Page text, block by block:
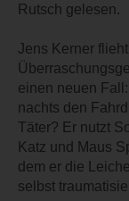
Rutsch gelesen.
Jens Kerner
einen neuen
nachts den
Täter? Er nutzt
Katz und Maus
dem er die
selbst